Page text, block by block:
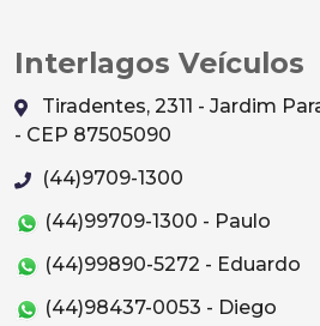
Interlagos Veículos
Tiradentes, 2311 - Jardim
- CEP 87505090
(44)9709-1300
(44)99709-1300 - Paulo
(44)99890-5272 - Eduardo
(44)98437-0053 - Diego